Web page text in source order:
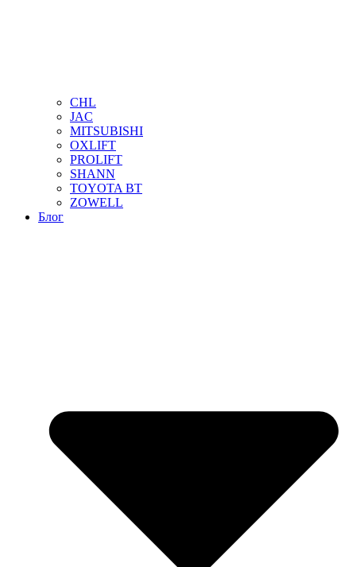
CHL
JAC
MITSUBISHI
OXLIFT
PROLIFT
SHANN
TOYOTA BT
ZOWELL
Блог